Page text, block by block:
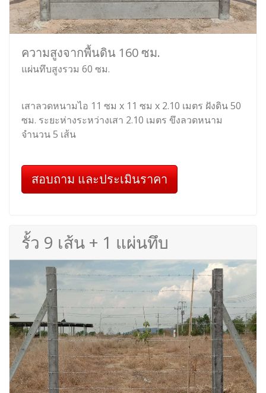
ความสูงจากพื้นดิน 160 ซม.
แผ่นทึบสูงรวม 60 ซม.
เสาลวดหนามไอ 11 ซม x 11 ซม x 2.10 เมตร ฝังดิน 50
ซม. ระยะห่างระหว่างเสา 2.10 เมตร ขึงลวดหนาม
จำนวน 5 เส้น
สอบถาม และประเมินราคา
รั้ว 9 เส้น + 1 แผ่นทึบ